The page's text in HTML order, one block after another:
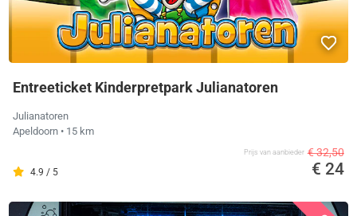
Entreeticket Kinderpretpark Julianatoren
Julianatoren
Apeldoorn • 15 km
4.9 / 5
Prijs van aanbieder € 32,50
€ 24